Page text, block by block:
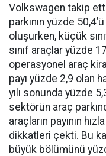
Volkswagen takip
parkının yüzde
oluşurken, küçük
sınıf araçlar yüzde
operasyonel araç
payı yüzde 2,9 olan
yılı sonunda yüzde
sektörün araç
araçların payının
dikkatleri çekti. Bu
büyük bölümünü